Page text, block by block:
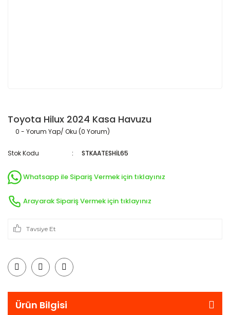
Toyota Hilux 2024 Kasa Havuzu
0 - Yorum Yap/ Oku (0 Yorum)
Stok Kodu STKAATESHİL65
Whatsapp ile Sipariş Vermek için tıklayınız
Arayarak Sipariş Vermek için tıklayınız
Tavsiye Et
Ürün Bilgisi